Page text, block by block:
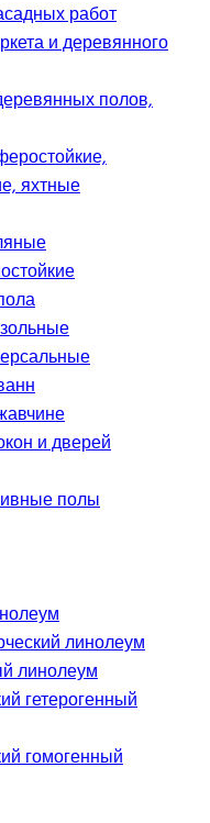
работ
и деревянного
полов,
яхтные
и дверей
полы
линолеум
линолеум
гетерогенный
гомогенный